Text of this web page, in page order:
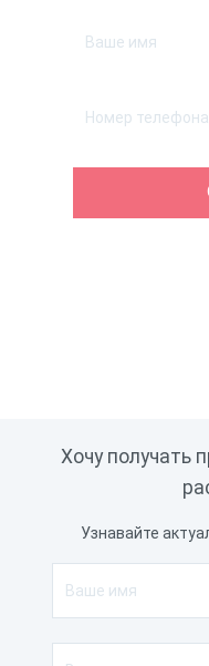
Хочу получать
Узнавайте